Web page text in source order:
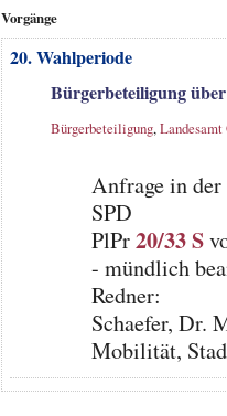
Vorgänge
20. Wahlperiode
Bürgerbeteiligung
Bürgerbeteiligung,
Anfrage in
SPD
PlPr20/33 S
- mündlich
Redner:
Schaefer, Dr.
Mobilität,